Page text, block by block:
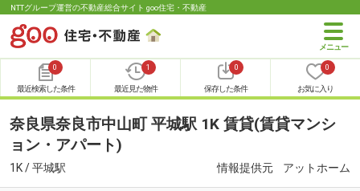
NTTグループ運営の不動産総合サイト goo住宅・不動産
0
最近検索した条件
1
最近見た物件
0
保存した条件
0
お気に入り
奈良県奈良市中山町 平城駅 1K 賃貸(賃貸マンシ
ョン・アパート)
1K / 平城駅 情報提供元 アットホーム